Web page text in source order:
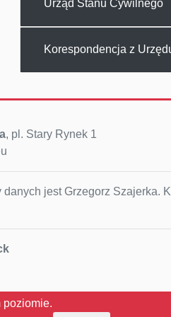
Urząd Stanu Cywilnego
Korespondencja z
, pl. Stary Rynek 1
jest Grzegorz Szajerka.
poziomie.